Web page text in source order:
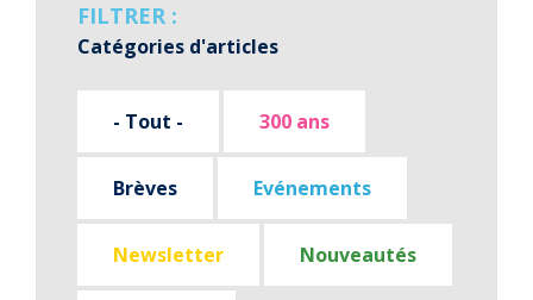
FILTRER :
Catégories d'articles
- Tout - 300 ans
Brèves Evénements
Newsletter Nouveautés